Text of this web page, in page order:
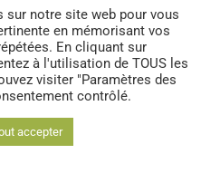
pour
:
et
notre site web pour vous
en mémorisant vos
En cliquant sur
à l'utilisation de TOUS les
visiter "Paramètres des
contrôlé.
accepter